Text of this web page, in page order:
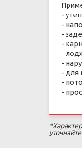
-
-
-
-
-
-
- для
-
-